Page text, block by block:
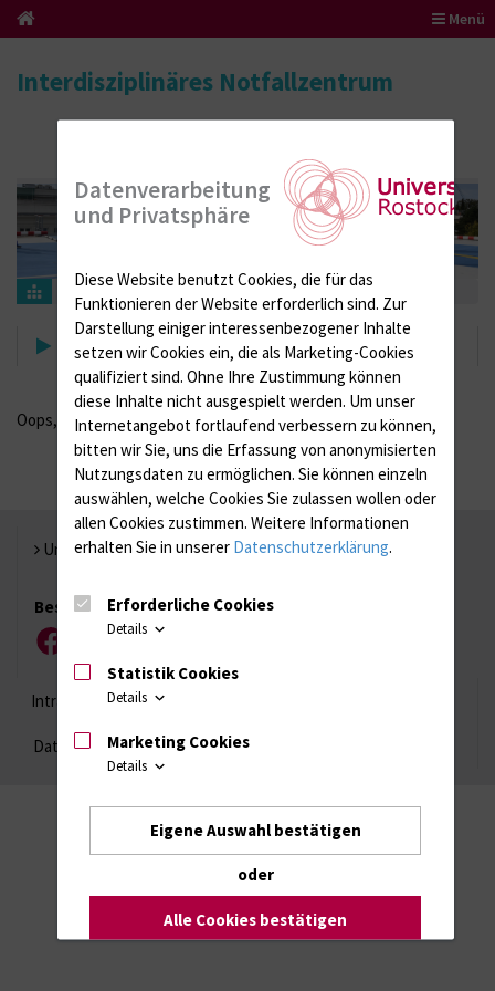
Menü
Interdisziplinäres Notfallzentrum
Suche
Suche
Oops, an error occurred! Code: 2026080818592472987f4e
Universität Rostock
Besuchen Sie uns
Facebook
Intranet Login (für Studenten)
Datenschutzhinweise Barrierefreiheit
Datenverarbeitung
und Privatsphäre
Diese Website benutzt Cookies, die für das
Funktionieren der Website erforderlich sind. Zur
Darstellung einiger interessenbezogener Inhalte
setzen wir Cookies ein, die als Marketing-Cookies
qualifiziert sind. Ohne Ihre Zustimmung können
diese Inhalte nicht ausgespielt werden. Um unser
Internetangebot fortlaufend verbessern zu können,
bitten wir Sie, uns die Erfassung von anonymisierten
Nutzungsdaten zu ermöglichen. Sie können einzeln
auswählen, welche Cookies Sie zulassen wollen oder
allen Cookies zustimmen. Weitere Informationen
erhalten Sie in unserer Datenschutzerklärung.
Erforderliche Cookies
Details
Statistik Cookies
Details
Marketing Cookies
Details
Eigene Auswahl bestätigen
oder
Alle Cookies bestätigen